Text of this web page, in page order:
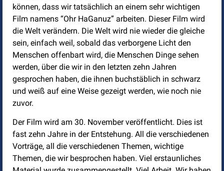
können, dass wir tatsächlich an einem sehr wichtigen
Film namens “Ohr HaGanuz” arbeiten. Dieser Film wird
die Welt verändern. Die Welt wird nie wieder die gleiche
sein, einfach weil, sobald das verborgene Licht den
Menschen offenbart wird, die Menschen Dinge sehen
werden, über die wir in den letzten zehn Jahren
gesprochen haben, die ihnen buchstäblich in schwarz
und weiß auf eine Weise gezeigt werden, wie noch nie
zuvor.
Der Film wird am 30. November veröffentlicht. Dies ist
fast zehn Jahre in der Entstehung. All die verschiedenen
Vorträge, all die verschiedenen Themen, wichtige
Themen, die wir besprochen haben. Viel erstaunliches